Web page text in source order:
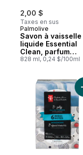
2,00 $
Taxes en sus
Palmolive
Savon à vaisselle
liquide Essential
Clean, parfum
Original
828 ml, 0,24 $/100ml